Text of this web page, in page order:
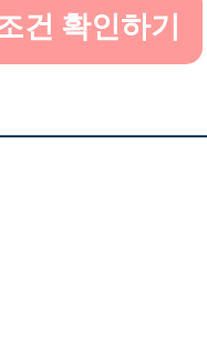
건 확인하기